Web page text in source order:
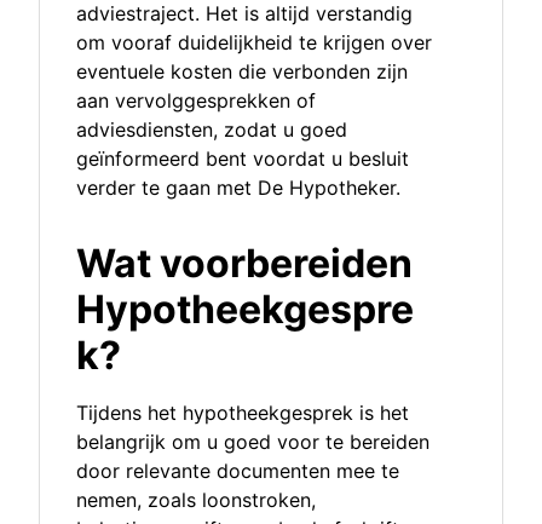
adviestraject. Het is altijd verstandig
om vooraf duidelijkheid te krijgen over
eventuele kosten die verbonden zijn
aan vervolggesprekken of
adviesdiensten, zodat u goed
geïnformeerd bent voordat u besluit
verder te gaan met De Hypotheker.
Wat voorbereiden
Hypotheekgespre
k?
Tijdens het hypotheekgesprek is het
belangrijk om u goed voor te bereiden
door relevante documenten mee te
nemen, zoals loonstroken,